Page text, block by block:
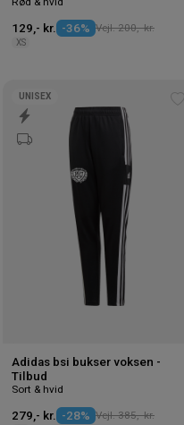
129,- kr. -36% Vejl. 200,- kr.
XS
UNISEX
Adidas bsi bukser voksen -
Tilbud
Sort & hvid
279,- kr. -28% Vejl. 385,- kr.